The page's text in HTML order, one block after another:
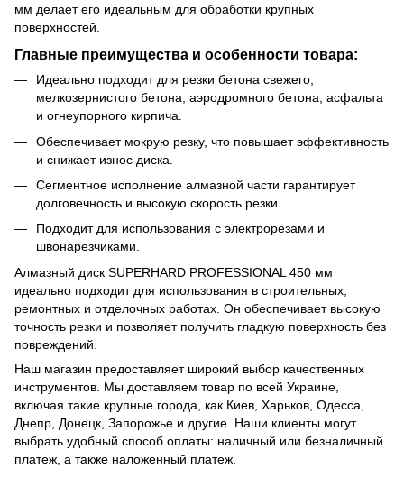
мм делает его идеальным для обработки крупных
поверхностей.
Главные преимущества и особенности товара:
Идеально подходит для резки бетона свежего,
мелкозернистого бетона, аэродромного бетона, асфальта
и огнеупорного кирпича.
Обеспечивает мокрую резку, что повышает эффективность
и снижает износ диска.
Сегментное исполнение алмазной части гарантирует
долговечность и высокую скорость резки.
Подходит для использования с электрорезами и
швонарезчиками.
Алмазный диск SUPERHARD PROFESSIONAL 450 мм
идеально подходит для использования в строительных,
ремонтных и отделочных работах. Он обеспечивает высокую
точность резки и позволяет получить гладкую поверхность без
повреждений.
Наш магазин предоставляет широкий выбор качественных
инструментов. Мы доставляем товар по всей Украине,
включая такие крупные города, как Киев, Харьков, Одесса,
Днепр, Донецк, Запорожье и другие. Наши клиенты могут
выбрать удобный способ оплаты: наличный или безналичный
платеж, а также наложенный платеж.